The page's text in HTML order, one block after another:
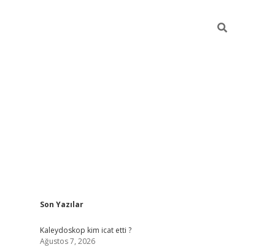
Sidebar
Son Yazılar
Kaleydoskop kim icat etti ?
Ağustos 7, 2026